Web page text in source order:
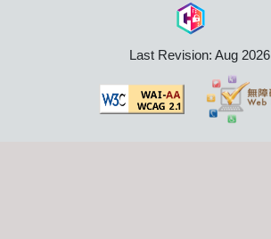
Last Revision: Aug 2026